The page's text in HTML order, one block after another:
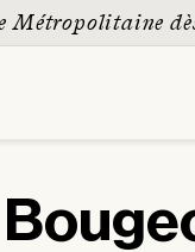
Métropolitaine